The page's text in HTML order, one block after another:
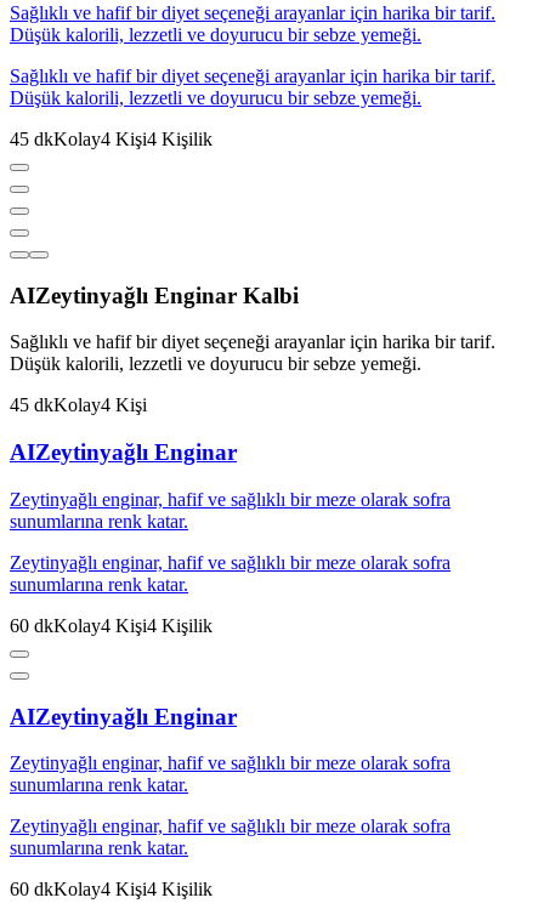
Sağlıklı ve hafif bir diyet seçeneği arayanlar için harika bir tarif.
Düşük kalorili, lezzetli ve doyurucu bir sebze yemeği.
Sağlıklı ve hafif bir diyet seçeneği arayanlar için harika bir tarif.
Düşük kalorili, lezzetli ve doyurucu bir sebze yemeği.
45 dkKolay4 Kişi4 Kişilik
AIZeytinyağlı Enginar Kalbi
Sağlıklı ve hafif bir diyet seçeneği arayanlar için harika bir tarif.
Düşük kalorili, lezzetli ve doyurucu bir sebze yemeği.
45 dkKolay4 Kişi
AIZeytinyağlı Enginar
Zeytinyağlı enginar, hafif ve sağlıklı bir meze olarak sofra
sunumlarına renk katar.
Zeytinyağlı enginar, hafif ve sağlıklı bir meze olarak sofra
sunumlarına renk katar.
60 dkKolay4 Kişi4 Kişilik
AIZeytinyağlı Enginar
Zeytinyağlı enginar, hafif ve sağlıklı bir meze olarak sofra
sunumlarına renk katar.
Zeytinyağlı enginar, hafif ve sağlıklı bir meze olarak sofra
sunumlarına renk katar.
60 dkKolay4 Kişi4 Kişilik